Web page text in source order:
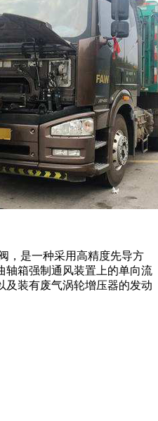
，是一种采用高精度先导方
轴箱强制通风装置上的单向流
及装有废气涡轮增压器的发动